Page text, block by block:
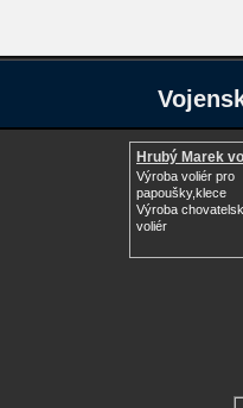
Hrubý Marek
Výroba voliér pro
papoušky,klece
Výroba
voliér